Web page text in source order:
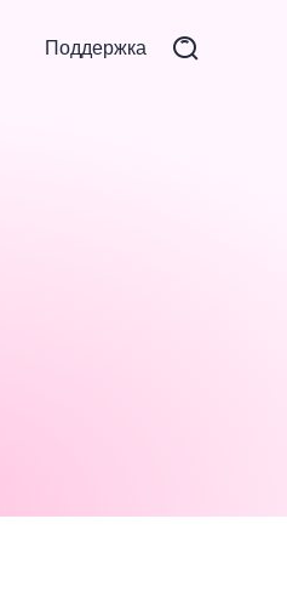
Поддержка